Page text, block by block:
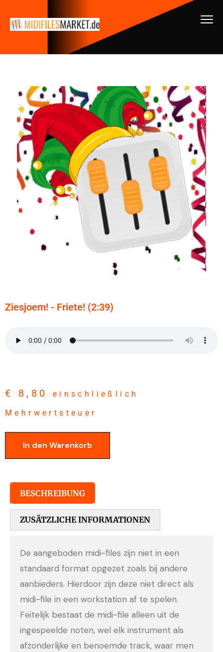
Ziesjoem! - Friete! (2:39)
€ 8,80
einschließlich
Mehrwertsteuer
In den Warenkorb
BESCHREIBUNG
ZUSÄTZLICHE INFORMATIONEN
De aangeboden midi-files zijn niet in een
standaard format opgezet zoals bij andere
aanbieders. Hierdoor zijn deze niet direct als
midi-file in een workstation af te spelen.
Feitelijk bestaat de midi-file alleen uit de
ingespeelde noten, wel elk instrument als
afzonderlijke en benoemde track, waar men